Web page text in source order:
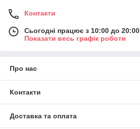
Контакти
Сьогодні працює з 10:00 до 20:00
Показати весь графік роботи
Про нас
Контакти
Доставка та оплата